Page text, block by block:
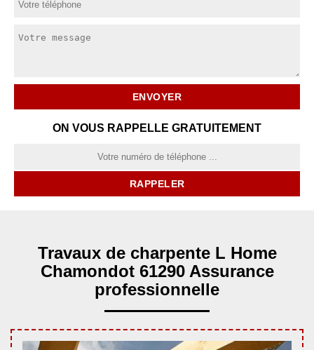
ON VOUS RAPPELLE GRATUITEMENT
Travaux de charpente L Home
Chamondot 61290 Assurance
professionnelle